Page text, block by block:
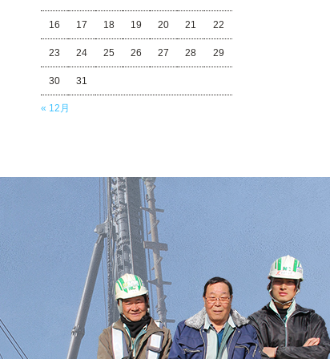
« 12月
16 17 18 19 20 21 22
23 24 25 26 27 28 29
30 31